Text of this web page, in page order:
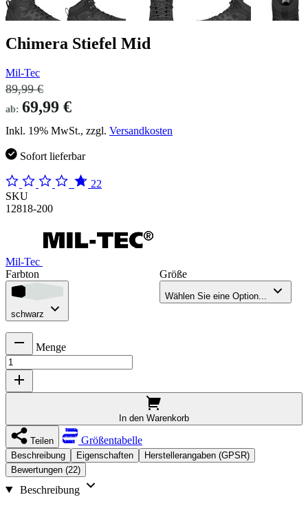
Chimera Stiefel Mid
Mil-Tec
89,99 €
ab: 69,99 €
Inkl. 19% MwSt., zzgl. Versandkosten
Sofort lieferbar
22
SKU
12818-200
Mil-Tec
Farbton
schwarz
Größe
Wählen Sie eine Option...
Menge
In den Warenkorb
Teilen Größentabelle
Beschreibung Eigenschaften
Herstellerangaben (GPSR)
Bewertungen (22)
Beschreibung